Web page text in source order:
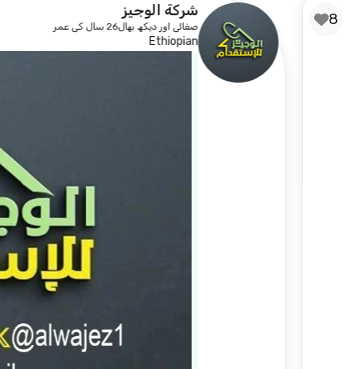
شركة الوجيز
صفائی اور دیکھ بھال26 سال کی عمر
Ethiopian